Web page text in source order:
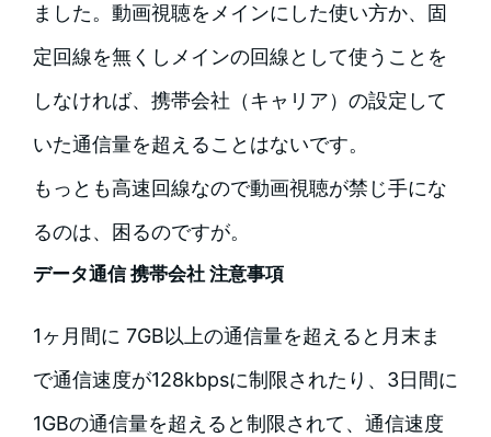
ました。動画視聴をメインにした使い方か、固
定回線を無くしメインの回線として使うことを
しなければ、携帯会社（キャリア）の設定して
いた通信量を超えることはないです。
もっとも高速回線なので動画視聴が禁じ手にな
るのは、困るのですが。
データ通信 携帯会社 注意事項
1ヶ月間に 7GB以上の通信量を超えると月末ま
で通信速度が128kbpsに制限されたり、3日間に
1GBの通信量を超えると制限されて、通信速度